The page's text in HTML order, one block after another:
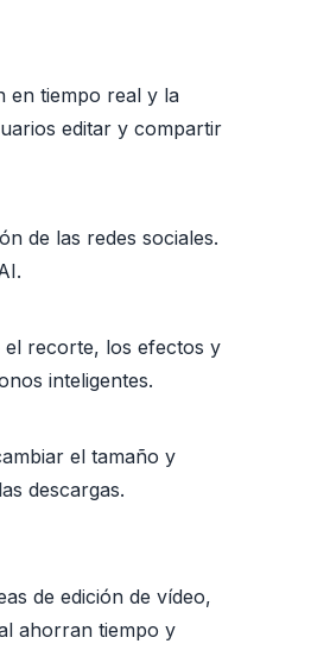
en tiempo real y la
editar y compartir
de las redes sociales.
el recorte, los efectos y
inteligentes.
el tamaño y
descargas.
de edición de vídeo,
ahorran tiempo y